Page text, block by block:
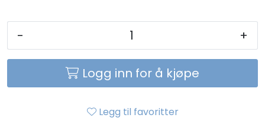
- +
Logg inn for å kjøpe
Legg til favoritter